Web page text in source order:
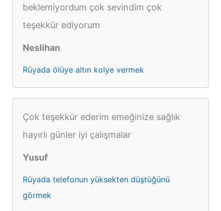
beklemiyordum çok sevindim çok
teşekkür ediyorum
Neslihan
Rüyada ölüye altın kolye vermek
Çok teşekkür ederim emeğinize sağlık
hayırlı günler iyi çalışmalar
Yusuf
Rüyada telefonun yüksekten düştüğünü
görmek